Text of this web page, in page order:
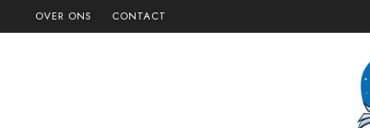
Doorgaan
naar
OVER ONS CONTACT